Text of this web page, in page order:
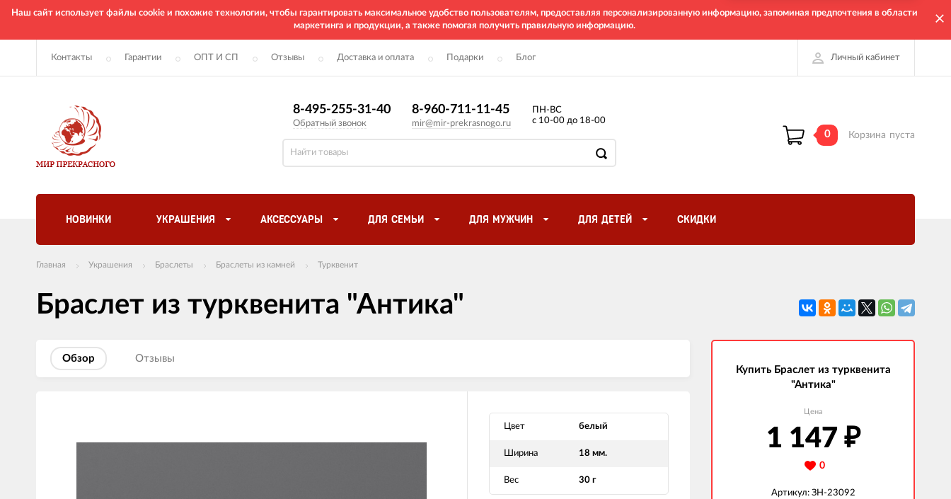
Наш сайт использует файлы cookie и похожие технологии, чтобы гарантировать максимальное удобство пользователям, предоставляя персонализированную информацию, запоминая предпочтения в области
маркетинга и продукции, а также помогая получить правильную информацию.
Контакты Гарантии ОПТ И СП Отзывы Доставка и оплата Подарки Блог Личный кабинет
8-495-255-31-40
Обратный звонок
8-960-711-11-45
mir@mir-prekrasnogo.ru
ПН-ВС
с 10-00 до 18-00
0 Корзина пуста
НОВИНКИ УКРАШЕНИЯ АКСЕССУАРЫ ДЛЯ СЕМЬИ ДЛЯ МУЖЧИН ДЛЯ ДЕТЕЙ СКИДКИ
Главная Украшения Браслеты Браслеты из камней Турквенит
Браслет из турквенита "Антика"
Обзор Отзывы
Цвет белый
Ширина 18 мм.
Вес 30 г
Купить Браслет из турквенита
"Антика"
Цена
1 147 ₽
0
Артикул: ЗН-23092